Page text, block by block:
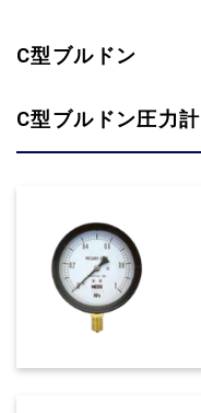
C型ブルドン
C型ブルドン圧力計